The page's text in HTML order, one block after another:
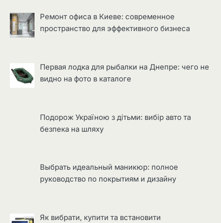
Ремонт офиса в Киеве: современное
пространство для эффективного бизнеса
Первая лодка для рыбалки на Днепре: чего не
видно на фото в каталоге
Подорож Україною з дітьми: вибір авто та
безпека на шляху
Выбрать идеальный маникюр: полное
руководство по покрытиям и дизайну
Як вибрати, купити та встановити